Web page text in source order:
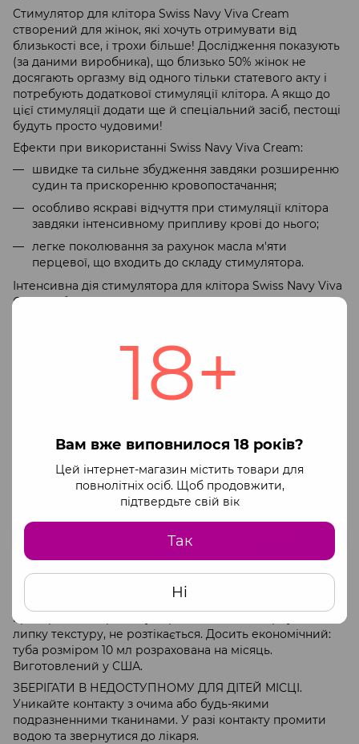
18+
Вам вже виповнилося 18 років?
Цей інтернет-магазин містить товари для
повнолітніх осіб. Щоб продовжити,
підтвердьте свій вік
Так
Ні
Стимулятор для клітора Swiss Navy Viva Cream
створений для жінок, які хочуть отримувати від
близькості все, і трохи більше! Дослідження показують
(за даними виробника), що близько 50% жінок не
досягають оргазму від одного тільки статевого акту і
потребують додаткової стимуляції клітора. А якщо до
цієї стимуляції додати ще й спеціальний засіб, пестощі
будуть просто чудовими!
Ефекти при використанні Swiss Navy Viva Cream:
швидке та сильне збудження завдяки розширенню
судин та прискоренню кровопостачання;
особливо яскраві відчуття при стимуляції клітора
завдяки інтенсивному припливу крові до нього;
легке поколювання за рахунок масла м'яти
перцевої, що входить до складу стимулятора.
Інтенсивна дія стимулятора для клітора Swiss Navy Viva
Cream обумовлена ​​наявністю у складі L-цитруліну. L-
підвищення витривалості, тому що вона впливає на
серцево-судинну систему. При зовнішньому
застосуванні L-цитрулін сприяє розширенню та
підвищенню прохідності кровоносних судин та більш
посилення чутливості.
Спосіб застосування: нанесіть кількість гелю розміром
із перлину безпосередньо на клітор, акуратно
втираючи гель у клітор та область навколо. Легке
необхідності повторіть процес (кількість засобу
залежить від індивідуальної чутливості).
Стимулятор для клітора Swiss Navy Viva Cream ідеально
підходить і для приємного проведення часу в компанії
самої себе (і, можливо, улюбленого фільму ХХХ), і для
пристрастних пригод у парі! Гель має нежирну та не
липку текстуру, не розтікається. Досить економічний:
туба розміром 10 мл розрахована на місяць.
Виготовлений у США.
ЗБЕРІГАТИ В НЕДОСТУПНОМУ ДЛЯ ДІТЕЙ МІСЦІ.
Уникайте контакту з очима або будь-якими
подразненними тканинами. У разі контакту промити
водою та звернутися до лікаря.